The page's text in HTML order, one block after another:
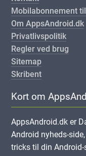
Mobilabonnement
Om AppsAndroid.dk
Privatlivspolitik
Regler ved brug
Sitemap
Skribent
Kort om
AppsAndroid.dk er
Android nyheds-
tricks til din